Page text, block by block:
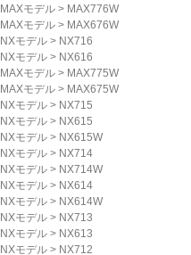
MAXモデル > MAX776W
MAXモデル > MAX676W
NXモデル > NX716
NXモデル > NX616
MAXモデル > MAX775W
MAXモデル > MAX675W
NXモデル > NX715
NXモデル > NX615
NXモデル > NX615W
NXモデル > NX714
NXモデル > NX714W
NXモデル > NX614
NXモデル > NX614W
NXモデル > NX713
NXモデル > NX613
NXモデル > NX712